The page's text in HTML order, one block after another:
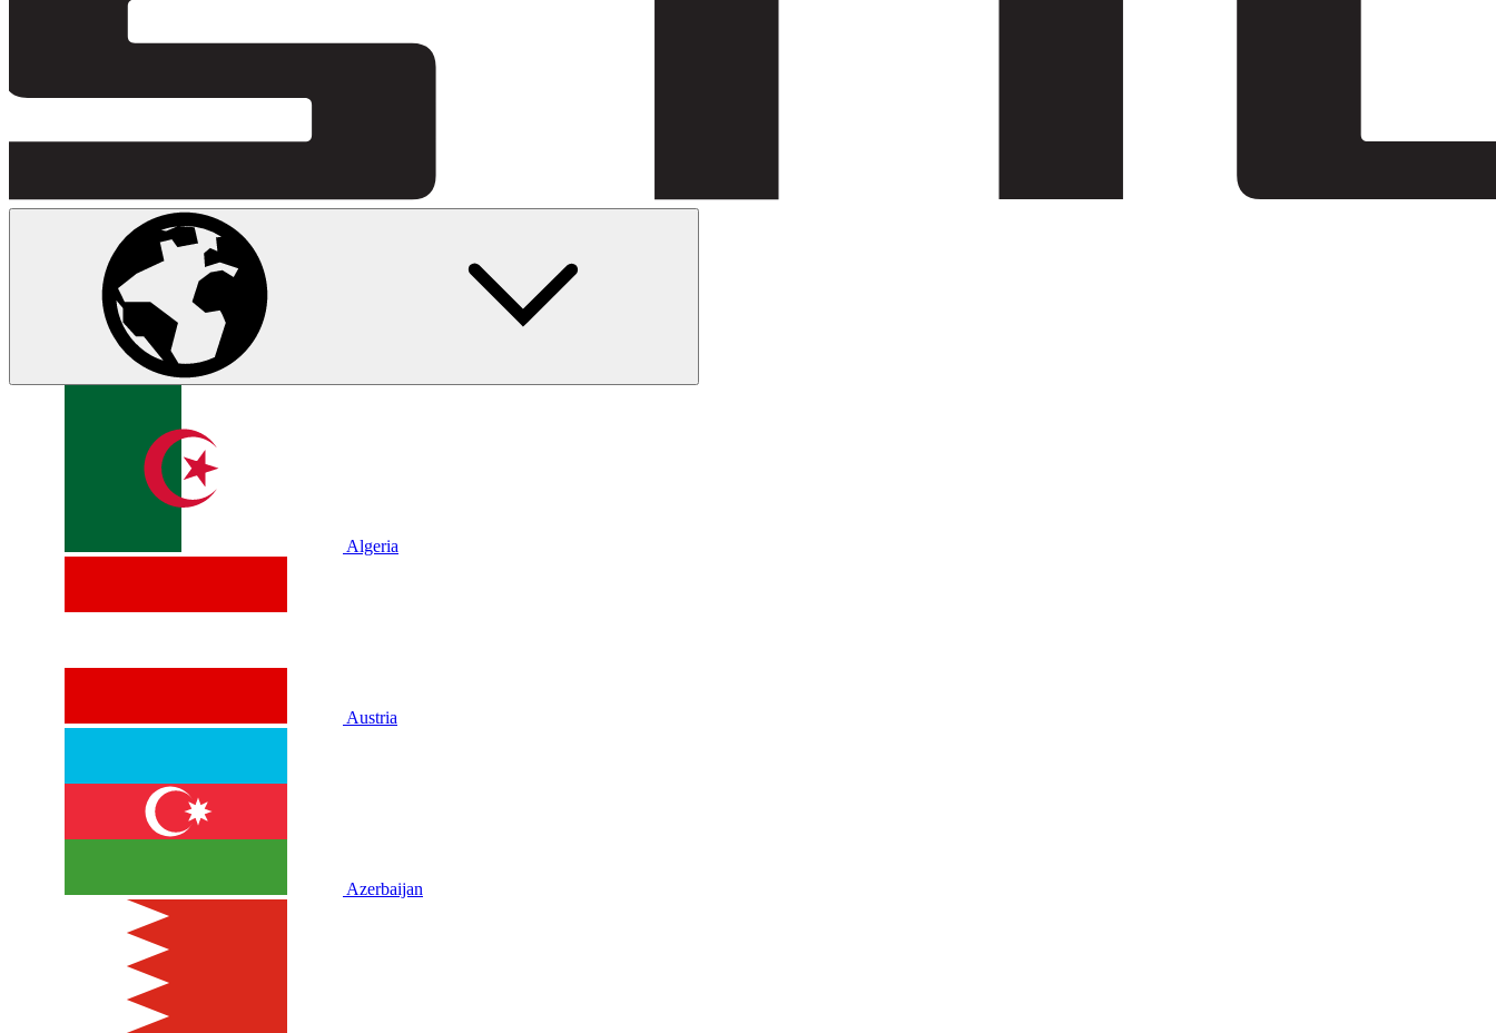
Algeria
Austria
Azerbaijan